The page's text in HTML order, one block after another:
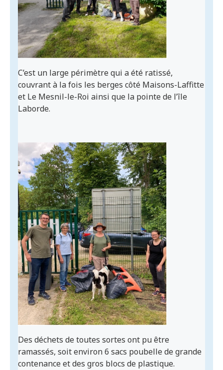
C’est un large périmètre qui a été ratissé,
couvrant à la fois les berges côté Maisons-Laffitte
et Le Mesnil-le-Roi ainsi que la pointe de l’île
Laborde.
Des déchets de toutes sortes ont pu être
ramassés, soit environ 6 sacs poubelle de grande
contenance et des gros blocs de plastique.